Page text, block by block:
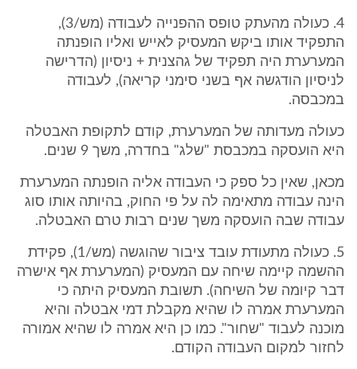
4. כעולה מהעתק טופס ההפנייה לעבודה (מש/3),
התפקיד אותו ביקש המעסיק לאייש ואליו הופנתה
המערערת היה תפקיד של גהצנית + ניסיון (הדרישה
לניסיון הודגשה אף בשני סימני קריאה), לעבודה
במכבסה.
כעולה מעדותה של המערערת, קודם לתקופת האבטלה
היא הועסקה במכבסת "שלג" בחדרה, משך 9 שנים.
מכאן, שאין כל ספק כי העבודה אליה הופנתה המערערת
הינה עבודה מתאימה לה על פי החוק, בהיותה אותו סוג
עבודה שבה הועסקה משך שנים רבות טרם האבטלה.
5. כעולה מתעודת עובד ציבור שהוגשה (מש/1), פקידת
ההשמה קיימה שיחה עם המעסיק (המערערת אף אישרה
דבר קיומה של השיחה). תשובת המעסיק היתה כי
המערערת אמרה לו שהיא מקבלת דמי אבטלה והיא
מוכנה לעבוד "שחור". כמו כן היא אמרה לו שהיא אמורה
לחזור למקום העבודה הקודם.